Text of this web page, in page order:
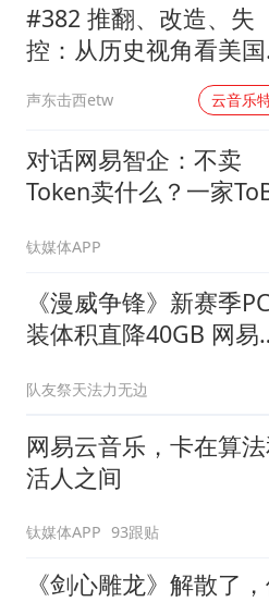
#382 推翻、改造、失
控：从历史视角看美国
中东介入和事与愿违
声东击西etw 云音乐
对话网易智企：不卖
Token卖什么？一家
钛媒体APP
《漫威争锋》新赛季
装体积直降40GB 网易
队友祭天法力无边
网易云音乐，卡在算
活人之间
钛媒体APP 93跟贴
《剑心雕龙》解散了